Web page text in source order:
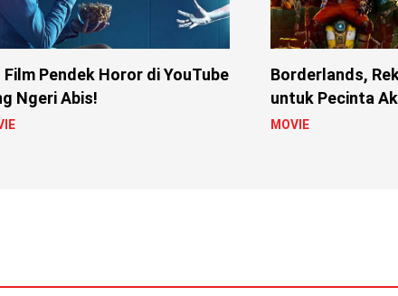
Film Pendek Horor di YouTube
Ngeri Abis!
Borderlands,
untuk Pecinta
MOVIE